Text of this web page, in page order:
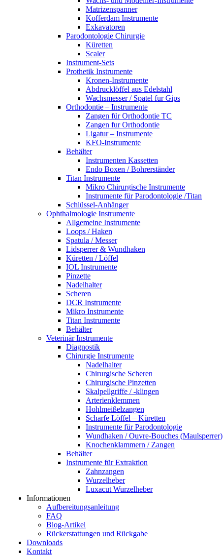
Matrizenspanner
Kofferdam Instrumente
Exkavatoren
Parodontologie Chirurgie
Küretten
Scaler
Instrument-Sets
Prothetik Instrumente
Kronen-Instrumente
Abdrucklöffel aus Edelstahl
Wachsmesser / Spatel fur Gips
Orthodontie – Instrumente
Zangen für Orthodontie TC
Zangen fur Orthodontie
Ligatur – Instrumente
KFO-Instrumente
Behälter
Instrumenten Kassetten
Endo Boxen / Bohrerständer
Titan Instrumente
Mikro Chirurgische Instrumente
Instrumente für Parodontologie /Titan
Schlüssel-Anhänger
Ophthalmologie Instrumente
Allgemeine Instrumente
Loops / Haken
Spatula / Messer
Lidsperrer & Wundhaken
Küretten / Löffel
IOL Instrumente
Pinzette
Nadelhalter
Scheren
DCR Instrumente
Mikro Instrumente
Titan Instrumente
Behälter
Veterinär Instrumente
Diagnostik
Chirurgie Instrumente
Nadelhalter
Chirurgische Scheren
Chirurgische Pinzetten
Skalpellgriffe / -klingen
Arterienklemmen
Hohlmeißelzangen
Scharfe Löffel – Küretten
Instrumente für Parodontologie
Wundhaken / Ouvre-Bouches (Maulsperrer)
Knochenklammern / Zangen
Behälter
Instrumente für Extraktion
Zahnzangen
Wurzelheber
Luxacut Wurzelheber
Informationen
Aufbereitungsanleitung
FAQ
Blog-Artikel
Rückerstattungen und Rückgabe
Downloads
Kontakt